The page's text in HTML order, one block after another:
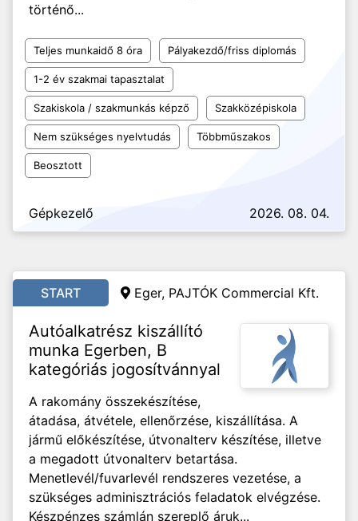
történő...
Teljes munkaidő 8 óra Pályakezdő/friss diplomás
1-2 év szakmai tapasztalat
Szakiskola / szakmunkás képző Szakközépiskola
Nem szükséges nyelvtudás Többműszakos
Beosztott
Gépkezelő 2026. 08. 04.
START Eger, PAJTÓK Commercial Kft.
Autóalkatrész kiszállító
munka Egerben, B
kategóriás jogosítvánnyal
A rakomány összekészítése,
átadása, átvétele, ellenőrzése, kiszállítása. A
jármű előkészítése, útvonalterv készítése, illetve
a megadott útvonalterv betartása.
Menetlevél/fuvarlevél rendszeres vezetése, a
szükséges adminisztrációs feladatok elvégzése.
Készpénzes számlán szereplő áruk...